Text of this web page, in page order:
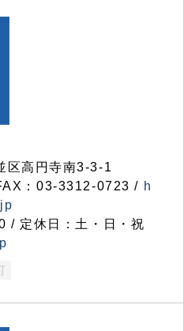
高円寺南3-3-1
：03-3312-0723 / h
/ 定休日：土・日・祝